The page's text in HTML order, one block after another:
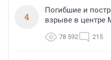
4
Погибшие и
взрыве в центре
78 592 215